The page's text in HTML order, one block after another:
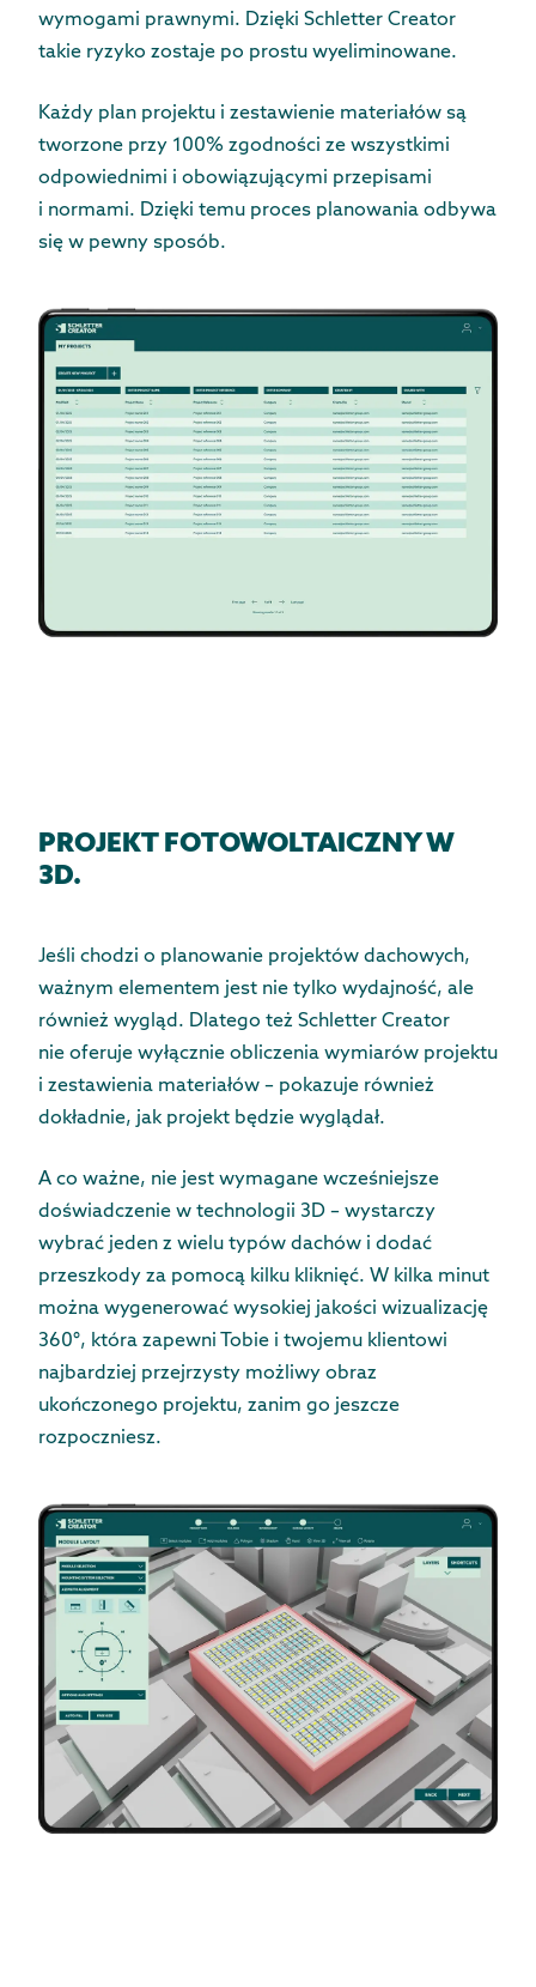
wymogami prawnymi. Dzięki Schletter Creator
takie ryzyko zostaje po prostu wyeliminowane.
Każdy plan projektu i zestawienie materiałów są
tworzone przy 100% zgodności ze wszystkimi
odpowiednimi i obowiązującymi przepisami
i normami. Dzięki temu proces planowania odbywa
się w pewny sposób.
PROJEKT FOTOWOLTAICZNY W
3D.
Jeśli chodzi o planowanie projektów dachowych,
ważnym elementem jest nie tylko wydajność, ale
również wygląd. Dlatego też Schletter Creator
nie oferuje wyłącznie obliczenia wymiarów projektu
i zestawienia materiałów – pokazuje również
dokładnie, jak projekt będzie wyglądał.
A co ważne, nie jest wymagane wcześniejsze
doświadczenie w technologii 3D – wystarczy
wybrać jeden z wielu typów dachów i dodać
przeszkody za pomocą kilku kliknięć. W kilka minut
można wygenerować wysokiej jakości wizualizację
360°, która zapewni Tobie i twojemu klientowi
najbardziej przejrzysty możliwy obraz
ukończonego projektu, zanim go jeszcze
rozpoczniesz.